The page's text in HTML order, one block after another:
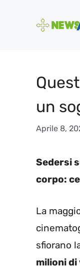
un
Aprile 8,
Sedersi
corpo:
La
sfiorano
milioni